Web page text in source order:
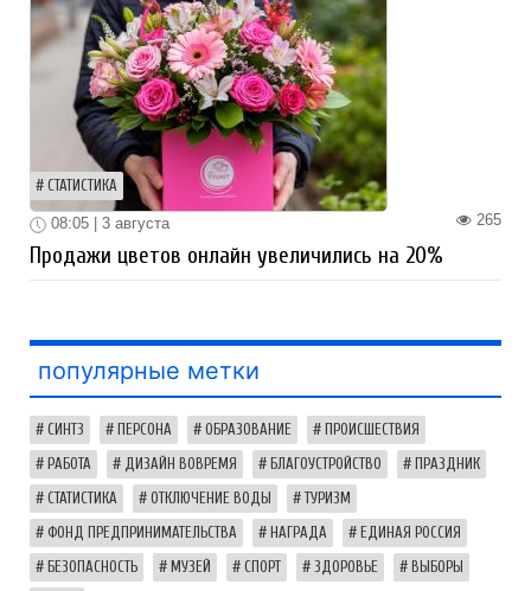
СТАТИСТИКА
265
08:05 | 3 августа
Продажи цветов онлайн увеличились на 20%
популярные метки
СИНТЗ ПЕРСОНА ОБРАЗОВАНИЕ ПРОИСШЕСТВИЯ
РАБОТА ДИЗАЙН ВОВРЕМЯ БЛАГОУСТРОЙСТВО ПРАЗДНИК
СТАТИСТИКА ОТКЛЮЧЕНИЕ ВОДЫ ТУРИЗМ
ФОНД ПРЕДПРИНИМАТЕЛЬСТВА НАГРАДА ЕДИНАЯ РОССИЯ
БЕЗОПАСНОСТЬ МУЗЕЙ СПОРТ ЗДОРОВЬЕ ВЫБОРЫ